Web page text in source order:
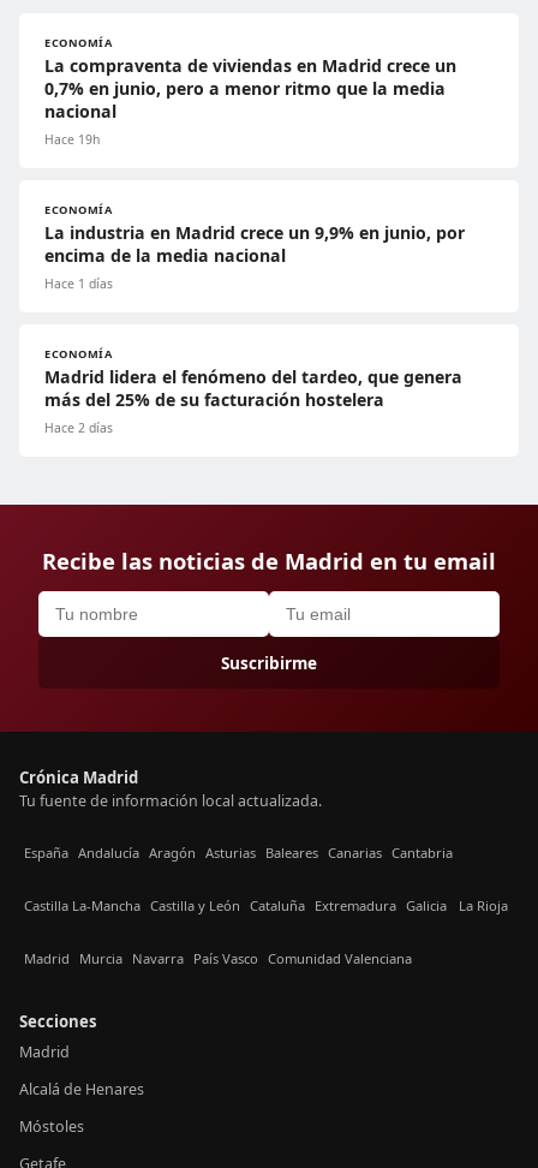
ECONOMÍA
La compraventa de viviendas en Madrid crece un
0,7% en junio, pero a menor ritmo que la media
nacional
Hace 19h
ECONOMÍA
La industria en Madrid crece un 9,9% en junio, por
encima de la media nacional
Hace 1 días
ECONOMÍA
Madrid lidera el fenómeno del tardeo, que genera
más del 25% de su facturación hostelera
Hace 2 días
Recibe las noticias de Madrid en tu email
Suscribirme
Crónica Madrid
Tu fuente de información local actualizada.
España Andalucía Aragón Asturias Baleares Canarias Cantabria
Castilla La-Mancha Castilla y León Cataluña Extremadura Galicia La Rioja
Madrid Murcia Navarra País Vasco Comunidad Valenciana
Secciones
Madrid
Alcalá de Henares
Móstoles
Getafe